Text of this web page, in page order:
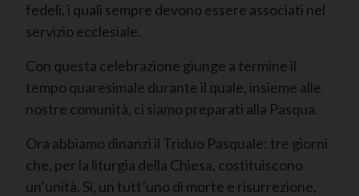
fedeli, i quali sempre devono essere associati nel
servizio ecclesiale.
Con questa celebrazione giunge a termine il
tempo quaresimale durante il quale, insieme alle
nostre comunità, ci siamo preparati alla Pasqua.
Ora abbiamo dinanzi il Triduo Pasquale: tre giorni
che, per la liturgia della Chiesa, costituiscono
un’unità. Sì, un tutt’uno di morte e risurrezione,